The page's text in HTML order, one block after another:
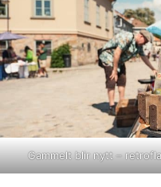
Gammelt blir nytt –